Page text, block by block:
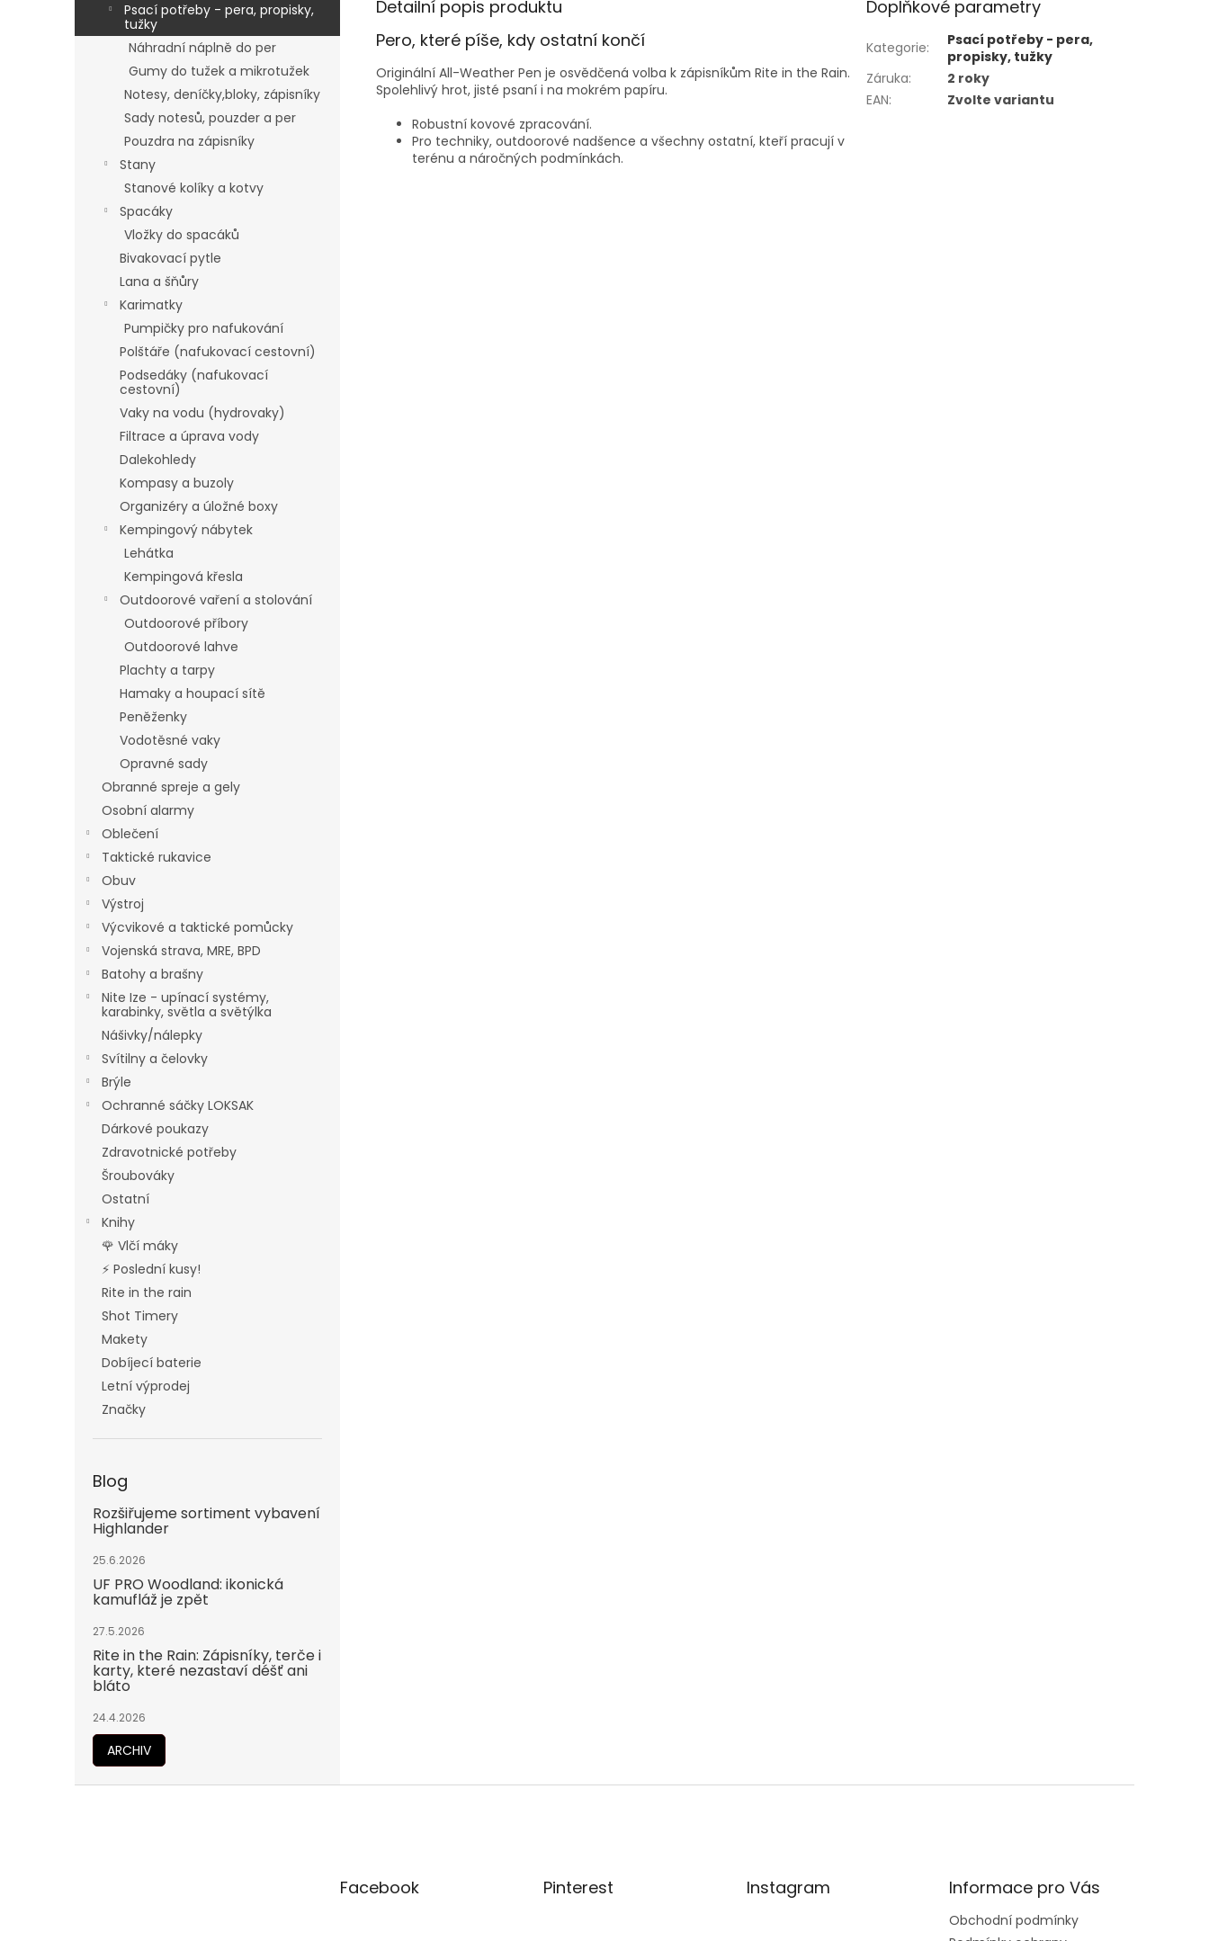
Psací potřeby - pera, propisky,
tužky
Náhradní náplně do per
Gumy do tužek a mikrotužek
Notesy, deníčky,bloky, zápisníky
Sady notesů, pouzder a per
Pouzdra na zápisníky
Stany
Stanové kolíky a kotvy
Spacáky
Vložky do spacáků
Bivakovací pytle
Lana a šňůry
Karimatky
Pumpičky pro nafukování
Polštáře (nafukovací cestovní)
Podsedáky (nafukovací
cestovní)
Vaky na vodu (hydrovaky)
Filtrace a úprava vody
Dalekohledy
Kompasy a buzoly
Organizéry a úložné boxy
Kempingový nábytek
Lehátka
Kempingová křesla
Outdoorové vaření a stolování
Outdoorové příbory
Outdoorové lahve
Plachty a tarpy
Hamaky a houpací sítě
Peněženky
Vodotěsné vaky
Opravné sady
Obranné spreje a gely
Osobní alarmy
Oblečení
Taktické rukavice
Obuv
Výstroj
Výcvikové a taktické pomůcky
Vojenská strava, MRE, BPD
Batohy a brašny
Nite Ize - upínací systémy,
karabinky, světla a světýlka
Nášivky/nálepky
Svítilny a čelovky
Brýle
Ochranné sáčky LOKSAK
Dárkové poukazy
Zdravotnické potřeby
Šroubováky
Ostatní
Knihy
🌹 Vlčí máky
⚡ Poslední kusy!
Rite in the rain
Shot Timery
Makety
Dobíjecí baterie
Letní výprodej
Značky
Blog
Rozšiřujeme sortiment vybavení
Highlander
25.6.2026
UF PRO Woodland: ikonická
kamufláž je zpět
27.5.2026
Rite in the Rain: Zápisníky, terče i
karty, které nezastaví déšť ani
bláto
24.4.2026
ARCHIV
Detailní popis produktu
Pero, které píše, kdy ostatní končí
Originální All-Weather Pen je osvědčená volba k zápisníkům Rite in the Rain.
Spolehlivý hrot, jisté psaní i na mokrém papíru.
Robustní kovové zpracování.
Pro techniky, outdoorové nadšence a všechny ostatní, kteří pracují v
terénu a náročných podmínkách.
Doplňkové parametry
Kategorie:
Psací potřeby - pera,
propisky, tužky
Záruka:
2 roky
EAN: Zvolte variantu
Facebook Pinterest Instagram Informace pro Vás
Obchodní podmínky